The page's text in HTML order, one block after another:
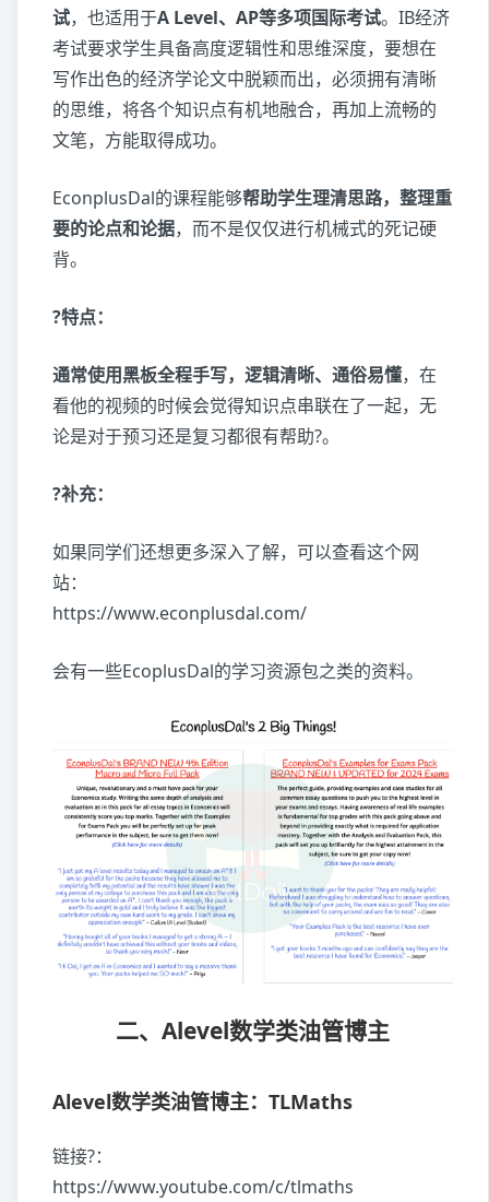
试，也适用于A Level、AP等多项国际考试。IB经济
考试要求学生具备高度逻辑性和思维深度，要想在
写作出色的经济学论文中脱颖而出，必须拥有清晰
的思维，将各个知识点有机地融合，再加上流畅的
文笔，方能取得成功。
EconplusDal的课程能够帮助学生理清思路，整理重
要的论点和论据，而不是仅仅进行机械式的死记硬
背。
?特点：
通常使用黑板全程手写，逻辑清晰、通俗易懂，在
看他的视频的时候会觉得知识点串联在了一起，无
论是对于预习还是复习都很有帮助?。
?补充：
如果同学们还想更多深入了解，可以查看这个网
站：
https://www.econplusdal.com/
会有一些EcoplusDal的学习资源包之类的资料。
二、Alevel数学类油管博主
Alevel数学类油管博主：TLMaths
链接?：
https://www.youtube.com/c/tlmaths